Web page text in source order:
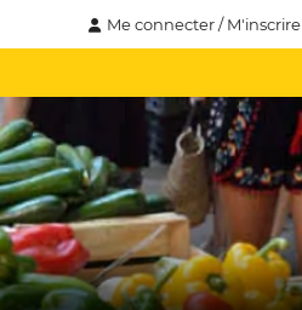
Me connecter / M'inscrire